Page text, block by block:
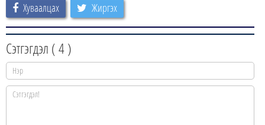
Хуваалцах Жиргэх
Сэтгэгдэл (4)